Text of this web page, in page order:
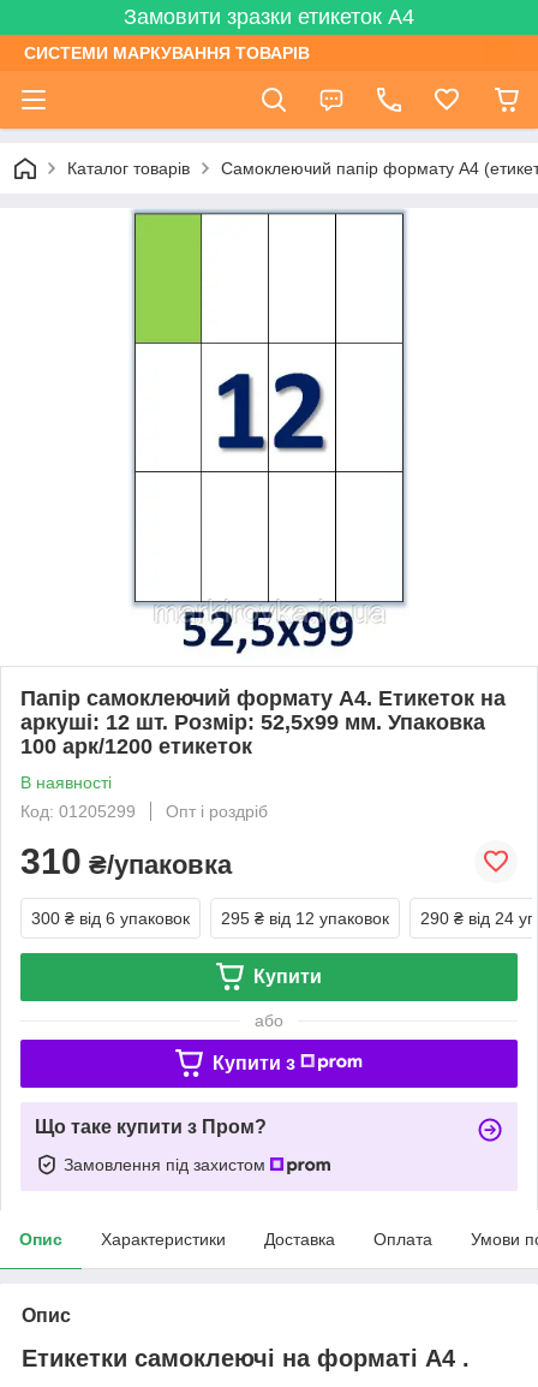
Замовити зразки етикеток А4
СИСТЕМИ МАРКУВАННЯ ТОВАРІВ
Каталог товарів Самоклеючий папір формату А4
Папір самоклеючий формату А4. Етикеток на
аркуші: 12 шт. Розмір: 52,5х99 мм. Упаковка
100 арк/1200 етикеток
В наявності
Код: 01205299
Опт і роздріб
310 ₴/упаковка
300 ₴ від 6 упаковок 295 ₴ від 12 упаковок 290 ₴ від 24
Купити
або
Купити з
Що таке купити з Пром?
Замовлення під захистом
Опис Характеристики Доставка Оплата Умови
Опис
Етикетки самоклеючі на форматі А4 .